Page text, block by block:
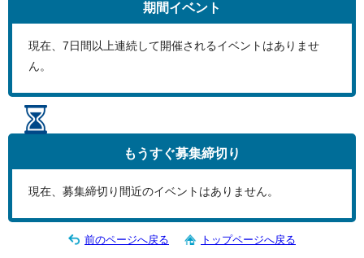
期間イベント
現在、 7日間以上連続して開催されるイベントはありませ
ん。
もうすぐ募集締切り
現在、募集締切り間近のイベントはありません。
前のページへ戻る トップページへ戻る